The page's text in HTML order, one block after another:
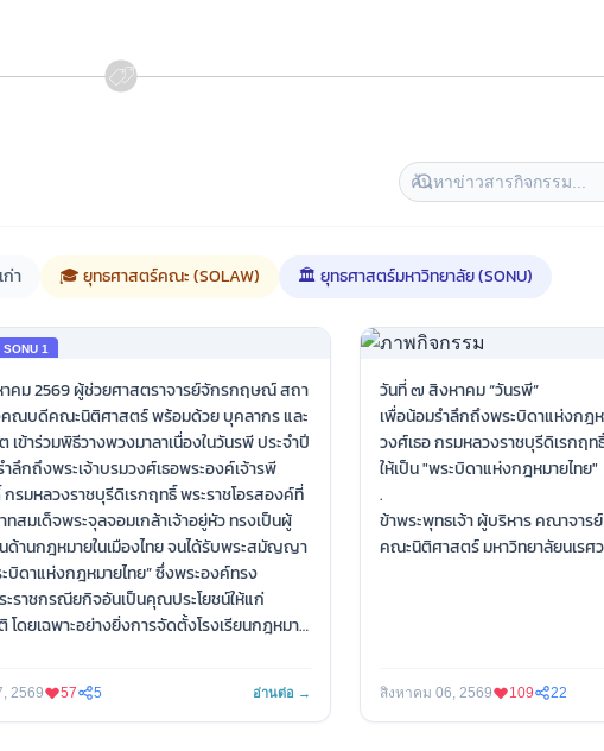
า 🎓 ยุทธศาสตร์คณะ (SOLAW) 🏛️ ยุทธศาสตร์มหาวิทยาลัย (SONU)
SONU 1
าคม 2569 ผู้ช่วยศาสตราจารย์จักรกฤษณ์ สถา
ณบดีคณะนิติศาสตร์ พร้อมด้วย บุคลากร และ
เข้าร่วมพิธีวางพวงมาลาเนื่องในวันรพี ประจำปี
ำลึกถึงพระเจ้าบรมวงศ์เธอพระองค์เจ้ารพี
มหลวงราชบุรีดิเรกฤทธิ์ พระราชโอรสองค์ที่
ทสมเด็จพระจุลจอมเกล้าเจ้าอยู่หัว ทรงเป็นผู้
ด้านกฎหมายในเมืองไทย จนได้รับพระสมัญญา
ะบิดาแห่งกฎหมายไทย” ซึ่งพระองค์ทรง
ราชกรณียกิจอันเป็นคุณประโยชน์ให้แก่
โดยเฉพาะอย่างยิ่งการจัดตั้งโรงเรียนกฎหมาย
อ พระองค์เจ้ารพีพัฒนศักดิ์ กรมหลวงราชบุรี
านหน้าอาคารศาลจังหวัดพิษณุโลก
2569 57 5 อ่านต่อ →
วันที่ ๗ สิงหาคม “วันรพี”
เพื่อน้อมรำลึกถึงพระบิดาแห่งกฎห
วงศ์เธอ กรมหลวงราชบุรีดิเรกฤ
ให้เป็น "พระบิดาแห่งกฎหมายไทย"
.
ข้าพระพุทธเจ้า ผู้บริหาร คณาจาร
คณะนิติศาสตร์ มหาวิทยาลัยนเรศ
สิงหาคม 06, 2569 109 22